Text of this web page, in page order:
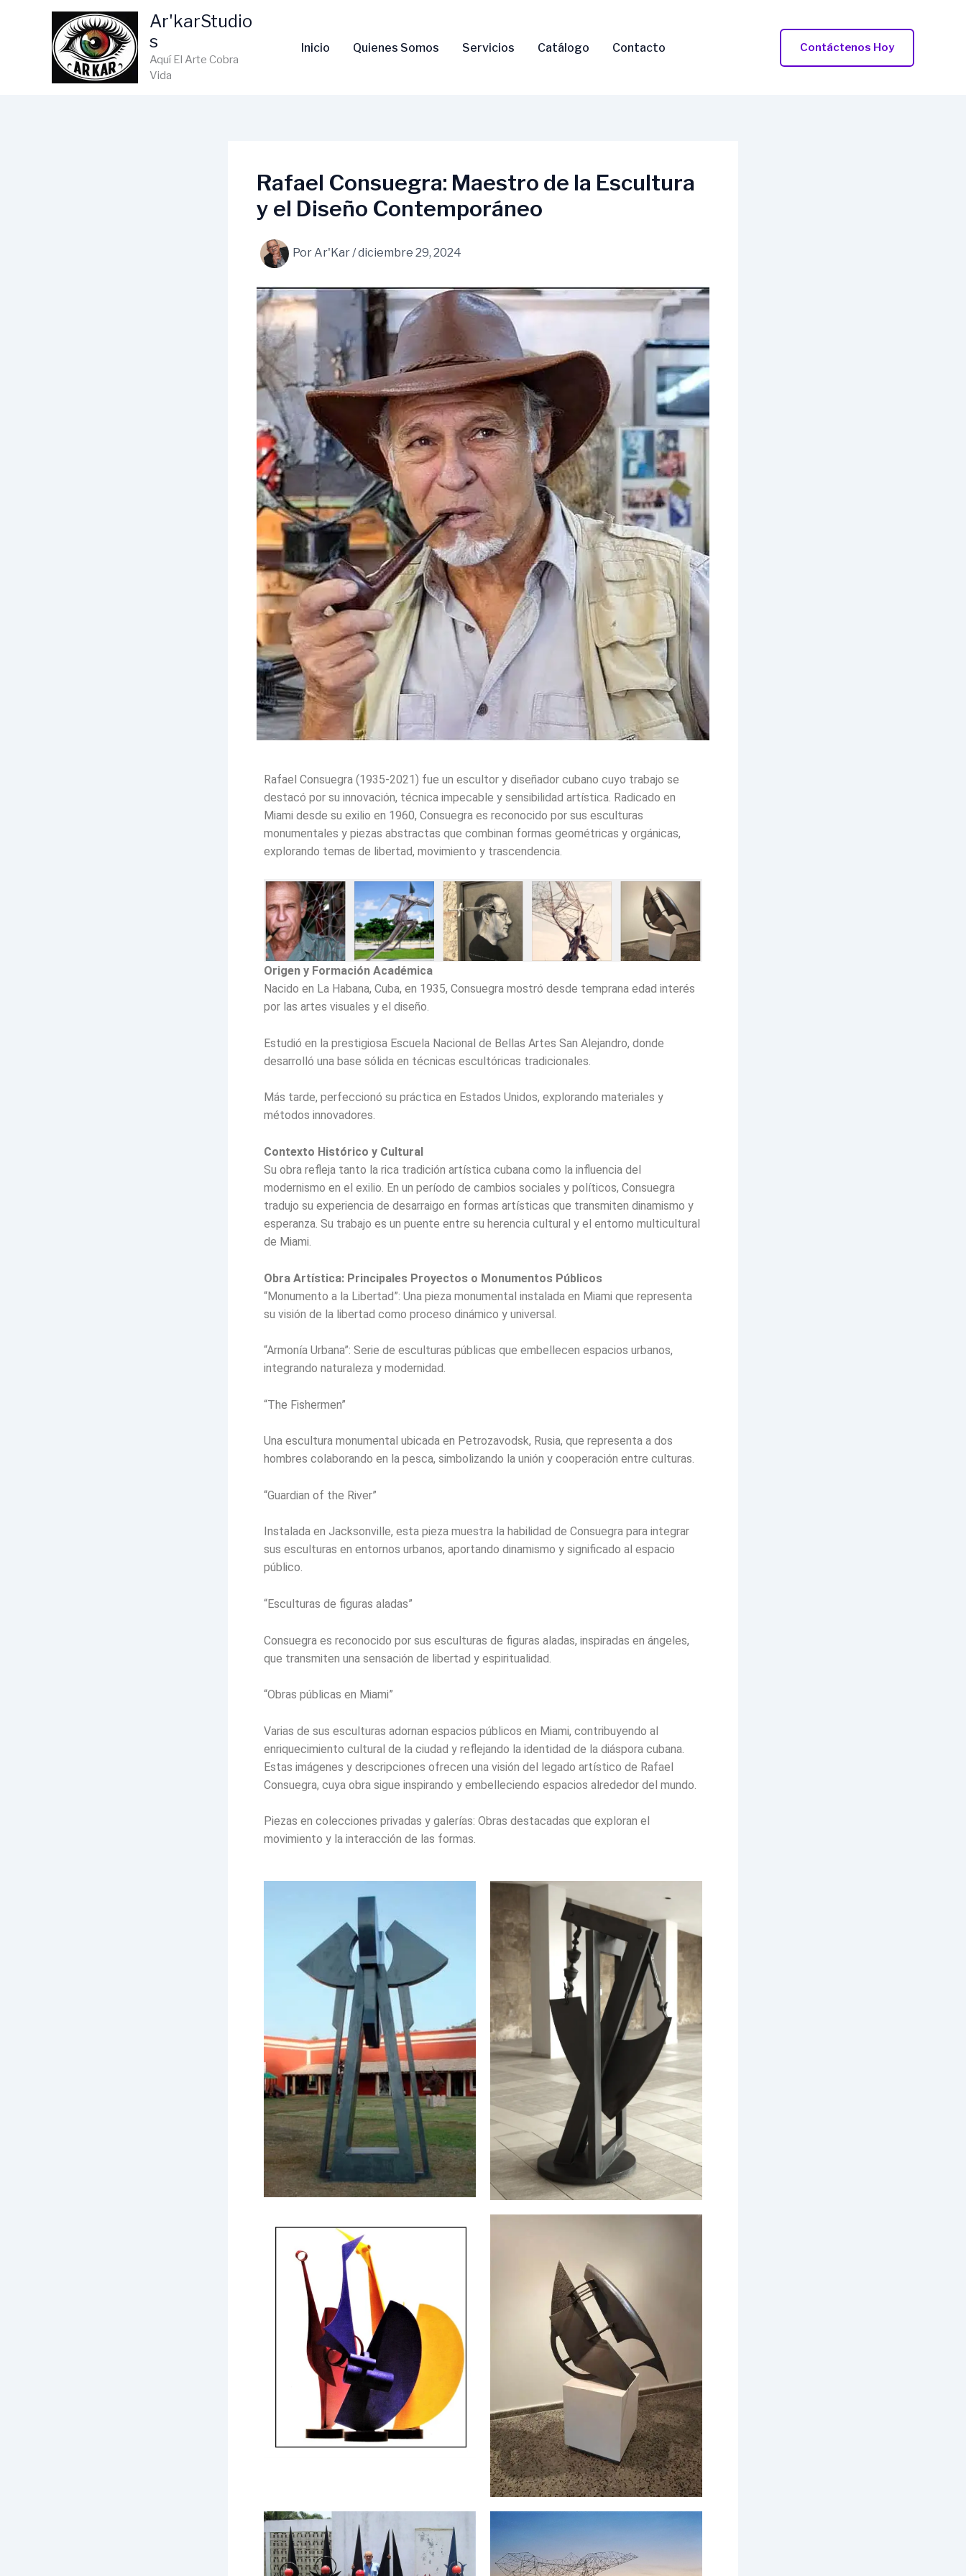
contenido
Ar'karStudio
s
Aquí El Arte Cobra
Vida
Inicio Quienes Somos Servicios Catálogo Contacto Contáctenos Hoy
Rafael Consuegra: Maestro de la Escultura
y el Diseño Contemporáneo
PorAr'Kar/diciembre 29, 2024
Rafael Consuegra (1935-2021) fue un escultor y diseñador cubano cuyo trabajo se
destacó por su innovación, técnica impecable y sensibilidad artística. Radicado en
Miami desde su exilio en 1960, Consuegra es reconocido por sus esculturas
monumentales y piezas abstractas que combinan formas geométricas y orgánicas,
explorando temas de libertad, movimiento y trascendencia.
Origen y Formación Académica
Nacido en La Habana, Cuba, en 1935, Consuegra mostró desde temprana edad interés
por las artes visuales y el diseño.
Estudió en la prestigiosa Escuela Nacional de Bellas Artes San Alejandro, donde
desarrolló una base sólida en técnicas escultóricas tradicionales.
Más tarde, perfeccionó su práctica en Estados Unidos, explorando materiales y
métodos innovadores.
Contexto Histórico y Cultural
Su obra refleja tanto la rica tradición artística cubana como la influencia del
modernismo en el exilio. En un período de cambios sociales y políticos, Consuegra
tradujo su experiencia de desarraigo en formas artísticas que transmiten dinamismo y
esperanza. Su trabajo es un puente entre su herencia cultural y el entorno multicultural
de Miami.
Obra Artística: Principales Proyectos o Monumentos Públicos
“Monumento a la Libertad”: Una pieza monumental instalada en Miami que representa
su visión de la libertad como proceso dinámico y universal.
“Armonía Urbana”: Serie de esculturas públicas que embellecen espacios urbanos,
integrando naturaleza y modernidad.
“The Fishermen”
Una escultura monumental ubicada en Petrozavodsk, Rusia, que representa a dos
hombres colaborando en la pesca, simbolizando la unión y cooperación entre culturas.
“Guardian of the River”
Instalada en Jacksonville, esta pieza muestra la habilidad de Consuegra para integrar
sus esculturas en entornos urbanos, aportando dinamismo y significado al espacio
público.
“Esculturas de figuras aladas”
Consuegra es reconocido por sus esculturas de figuras aladas, inspiradas en ángeles,
que transmiten una sensación de libertad y espiritualidad.
“Obras públicas en Miami”
Varias de sus esculturas adornan espacios públicos en Miami, contribuyendo al
enriquecimiento cultural de la ciudad y reflejando la identidad de la diáspora cubana.
Estas imágenes y descripciones ofrecen una visión del legado artístico de Rafael
Consuegra, cuya obra sigue inspirando y embelleciendo espacios alrededor del mundo.
Piezas en colecciones privadas y galerías: Obras destacadas que exploran el
movimiento y la interacción de las formas.